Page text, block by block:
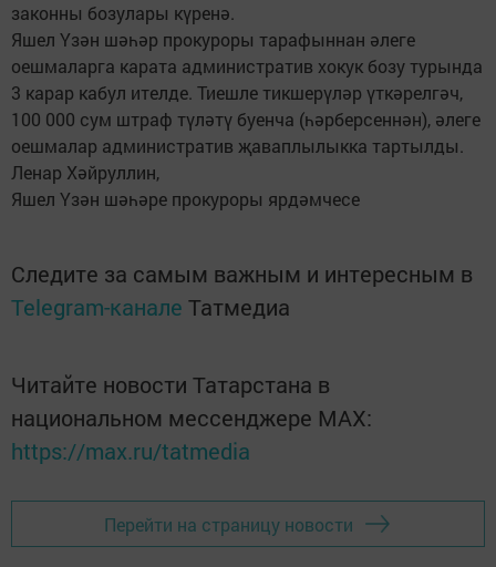
законны бозулары күренә.
Яшел Үзән шәһәр прокуроры тарафыннан әлеге
оешмаларга карата административ хокук бозу турында
3 карар кабул ителде. Тиешле тикшерүләр үткәрелгәч,
100 000 сум штраф түләтү буенча (һәрберсеннән), әлеге
оешмалар административ җаваплылыкка тартылды.
Ленар Хәйруллин,
Яшел Үзән шәһәре прокуроры ярдәмчесе
Следите за самым важным и интересным в
Telegram-канале Татмедиа
Читайте новости Татарстана в
национальном мессенджере MАХ:
https://max.ru/tatmedia
Перейти на страницу новости